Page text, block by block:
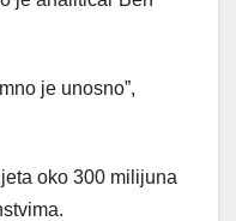
je unosno”,
oko 300 milijuna